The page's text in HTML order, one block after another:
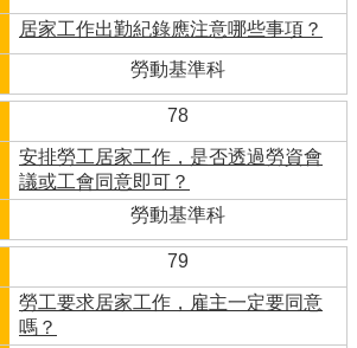
居家工作出勤紀錄應注意哪些事項？
勞動基準科
78
安排勞工居家工作，是否透過勞資會
議或工會同意即可？
勞動基準科
79
勞工要求居家工作，雇主一定要同意
嗎？